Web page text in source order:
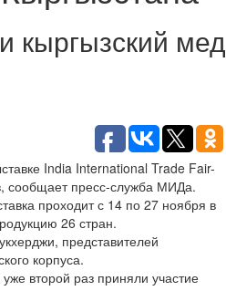
кыргызский мед
India International Trade Fair-
сообщает пресс-служба МИДа.
проходит с 14 по 27 ноября в
26 стран.
представителей
корпуса.
второй раз приняли участие